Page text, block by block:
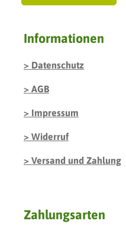
Informationen
Datenschutz
AGB
Impressum
Widerruf
Versand und Zahlung
Zahlungsarten